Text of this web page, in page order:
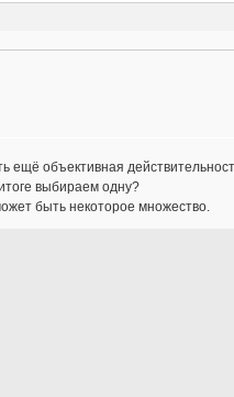
ещё объективная
выбираем одну?
быть некоторое множество.